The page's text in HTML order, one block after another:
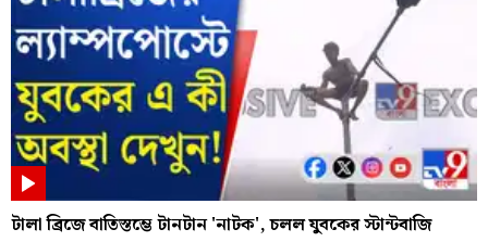
টালা ব্রিজে বাতিস্তম্ভে টানটান 'নাটক', চলল যুবকের স্টান্টবাজি